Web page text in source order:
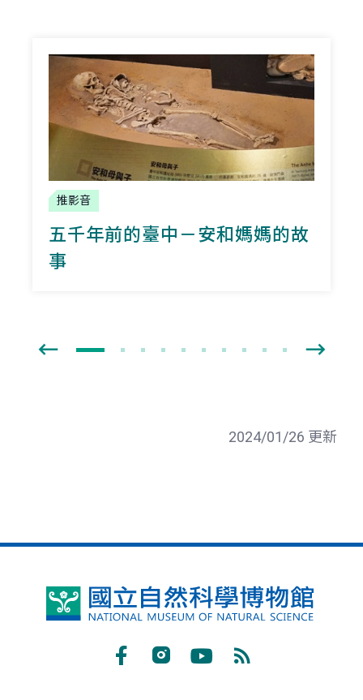
推影音
五千年前的臺中－安和媽媽的故
事
2024/01/26 更新
國